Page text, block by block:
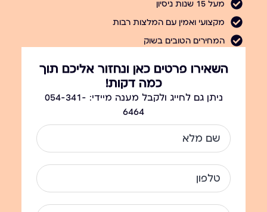
מעל 15 שנות ניסיון
מקצועי ואמין עם המלצות רבות
המחירים הטובים בשוק
השאירו פרטים כאן ונחזור אליכם תוך
כמה דקות!
ניתן גם לחייג ולקבל מענה מיידי: 054-341-
6464